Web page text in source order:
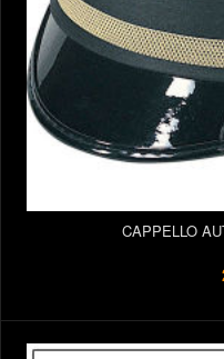
CAPPELLO